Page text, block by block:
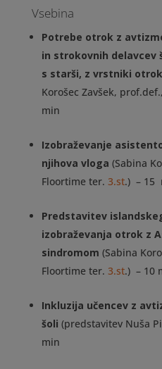
Vsebina
Potrebe otrok z
in strokovnih delavcev
s starši, z vrstniki
Korošec Zavšek,
min
Izobraževanje
njihova vloga (Sabina
Floortime ter. 3.st.) – 15
Predstavitev
izobraževanja otrok z
sindromom (Sabina
Floortime ter. 3.st.) – 10
Inkluzija učencev z
šoli (predstavitev Nuša
min